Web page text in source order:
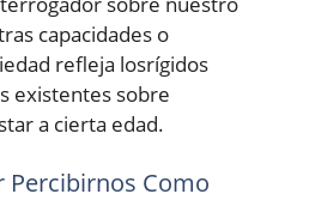
capacidades o
refleja losrígidos
existentes sobre
a cierta edad.
Percibirnos Como